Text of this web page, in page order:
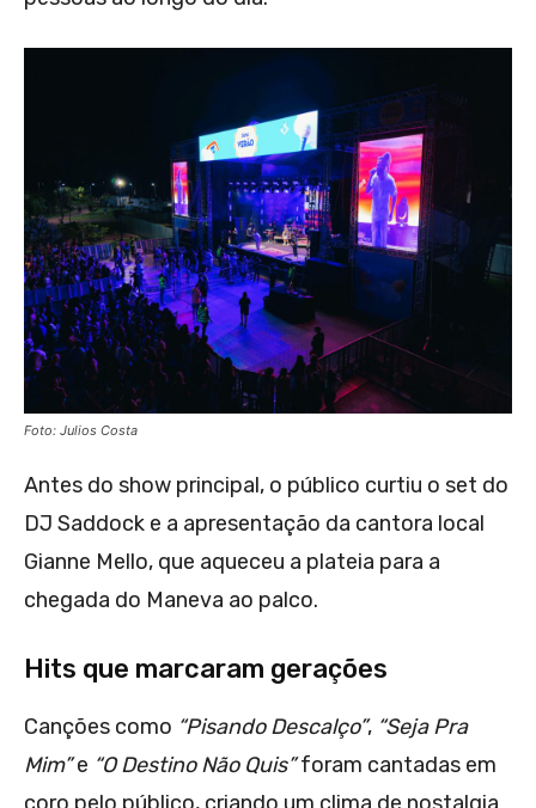
Foto: Julios Costa
Antes do show principal, o público curtiu o set do
DJ Saddock e a apresentação da cantora local
Gianne Mello, que aqueceu a plateia para a
chegada do Maneva ao palco.
Hits que marcaram gerações
Canções como “Pisando Descalço”, “Seja Pra
Mim”e “O Destino Não Quis”foram cantadas em